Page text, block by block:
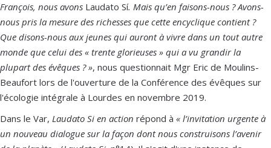
François, nous avons Laudato Sí. Mais qu’en faisons-nous ? Avons-
nous pris la mesure des richesses que cette encyclique contient ?
Que disons-nous aux jeunes qui auront à vivre dans un tout autre
monde que celui des « trente glorieuses » qui a vu grandir la
plupart des évêques ? », nous questionnait Mgr Eric de Moulins-
Beaufort lors de l'ouverture de la Conférence des évêques sur
l'écologie intégrale​​​​ à Lourdes en novembre 2019.
Dans le Var, Laudato Si en action répond à « l’invitation urgente à
un nouveau dialogue sur la façon dont nous construisons l’avenir